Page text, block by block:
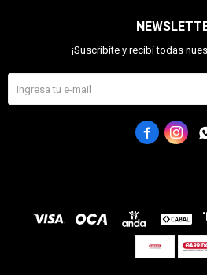
¡Suscribite y recibí todas
 